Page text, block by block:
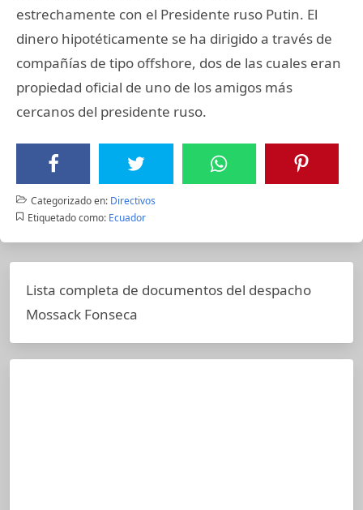
estrechamente con el Presidente ruso Putin. El
dinero hipotéticamente se ha dirigido a través de
compañías de tipo offshore, dos de las cuales eran
propiedad oficial de uno de los amigos más
cercanos del presidente ruso.
Categorizado en: Directivos
Etiquetado como: Ecuador
Lista completa de documentos del despacho
Mossack Fonseca